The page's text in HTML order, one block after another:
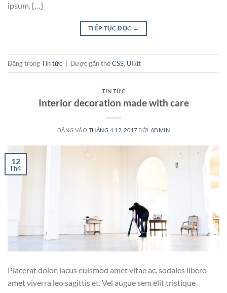
ipsum. […]
TIẾP TỤC ĐỌC →
Đăng trongTin tức Được gắn thẻCSS, UIkit
TIN TỨC
Interior decoration made with care
ĐĂNG VÀO THÁNG 4 12, 2017 BỞI ADMIN
12
Th4
Placerat dolor, lacus euismod amet vitae ac, sodales libero
amet viverra leo sagittis et. Vel augue sem elit tristique